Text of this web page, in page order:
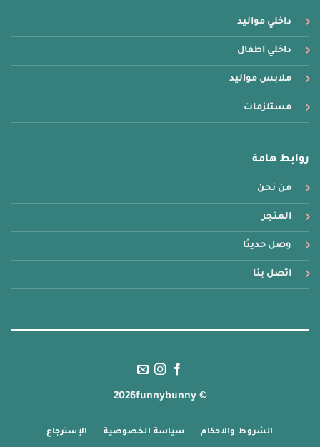
داخلي مواليد
داخلي اطفال
ملابس مواليد
مستلزمات
روابط هامة
من نحن
المتجر
وصل حديثا
اتصل بنا
© 2026funnybunny
الشروط والاحكام سياسة الخصوصية الإسترجاع